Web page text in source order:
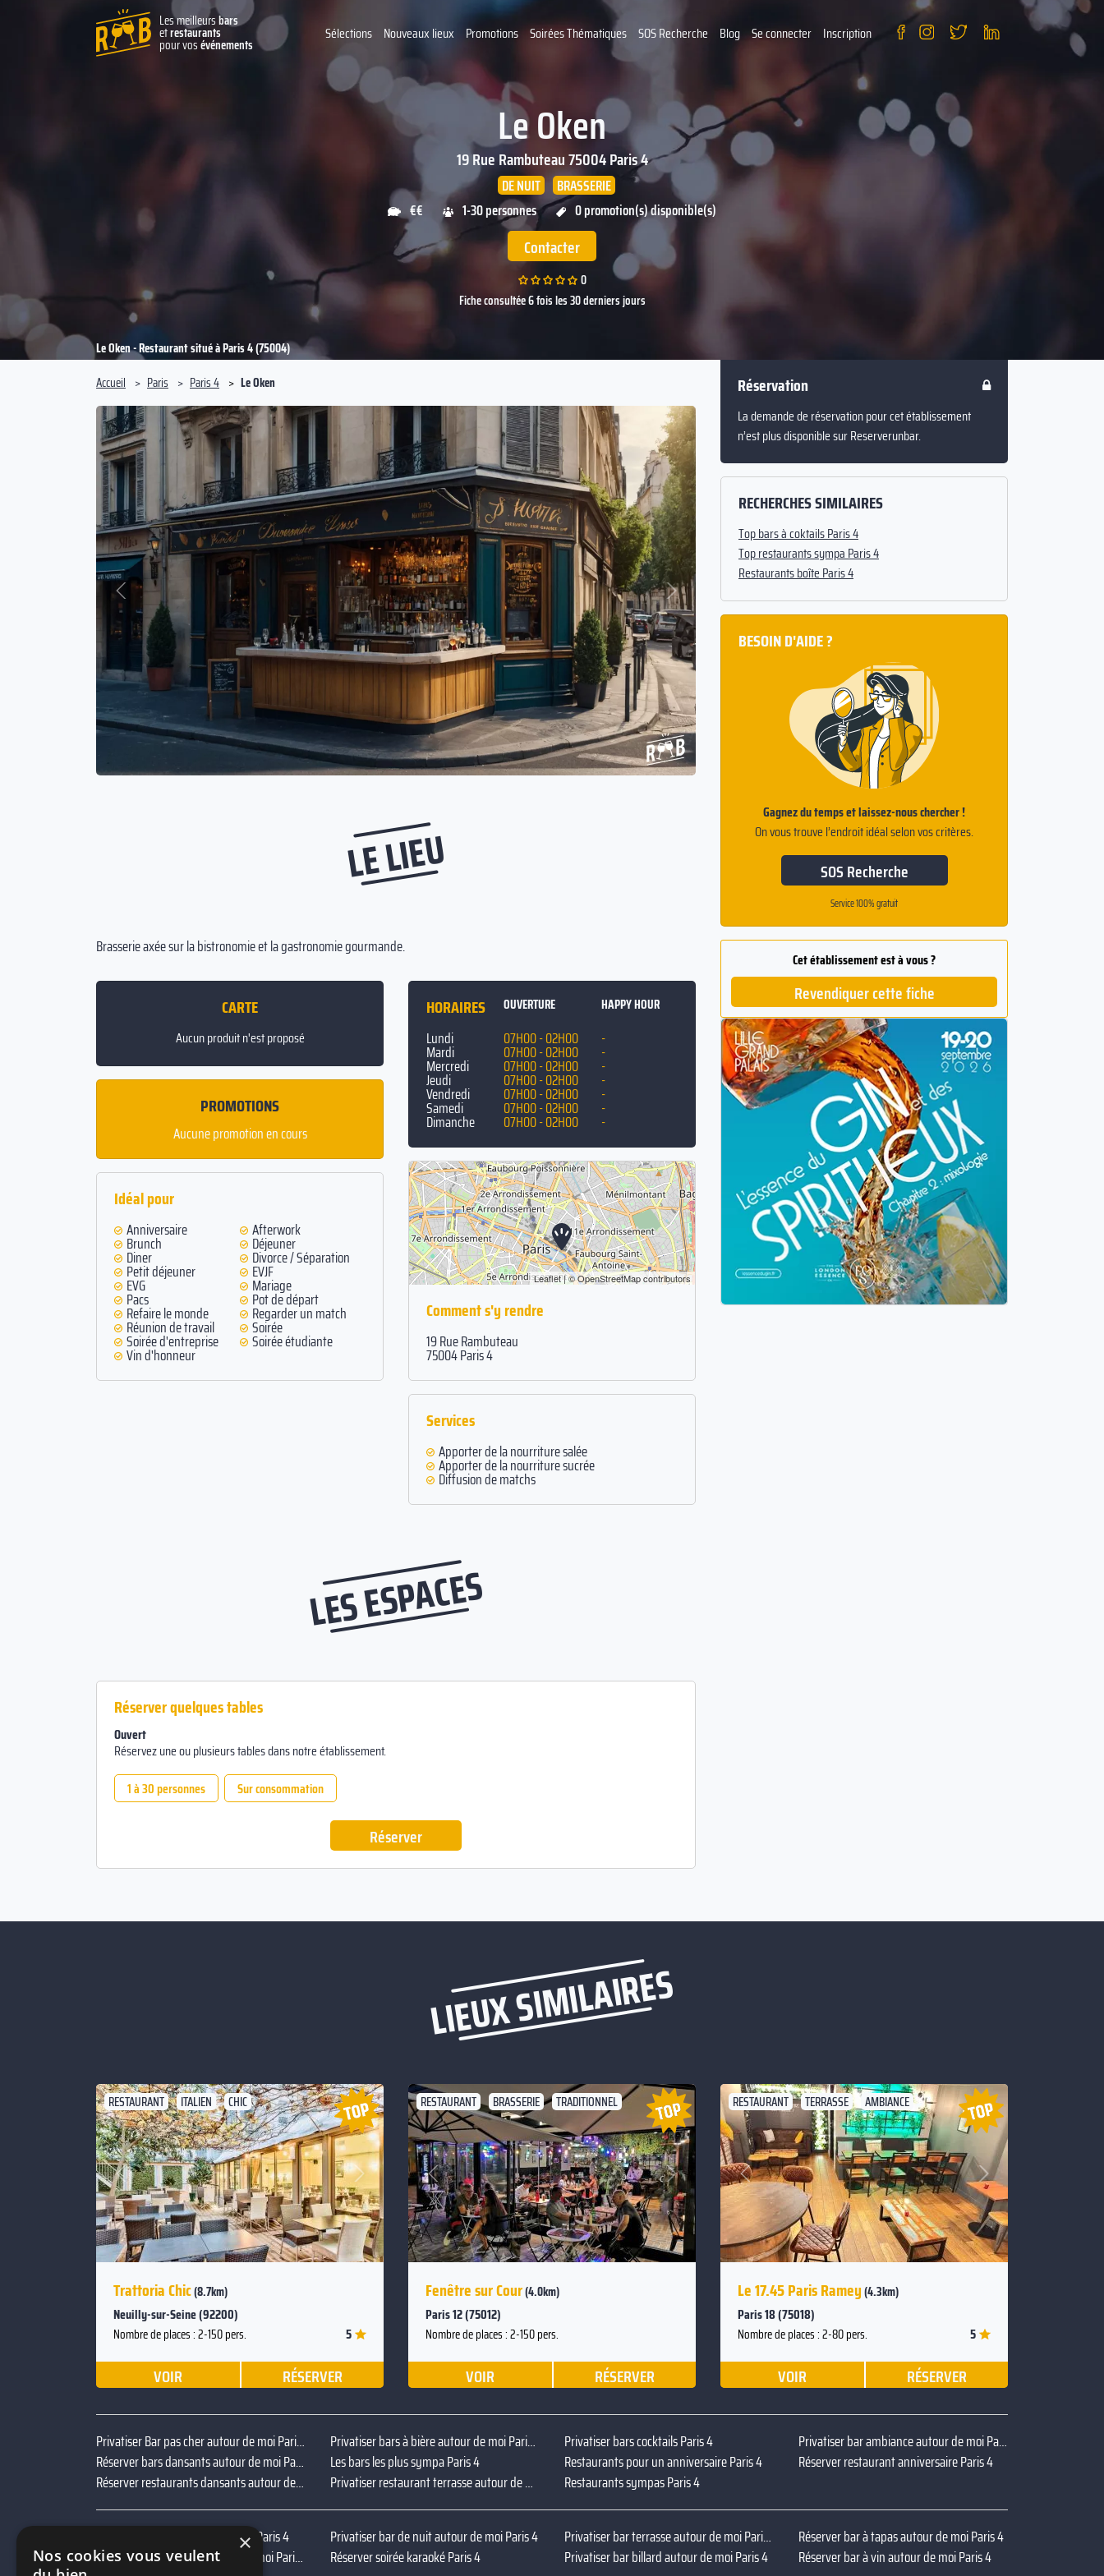
Les meilleursbars
etrestaurants
pour vosévénements
Sélections Nouveaux lieux Promotions Soirées Thématiques SOS Recherche Blog Se connecter Inscription
Le Oken
19 Rue Rambuteau75004Paris 4
DE NUIT
BRASSERIE
€€
1-30 personnes 0 promotion(s) disponible(s)
Contacter
0
Fiche consultée 6 fois les 30 derniers jours
Le Oken - Restaurant situé à Paris 4 (75004)
Accueil
Paris Paris 4 Le Oken
Précédent
Suivant
LE LIEU
Brasserie axée sur la bistronomie et la gastronomie gourmande.
CARTE
Aucun produit n'est proposé
PROMOTIONS
Aucune promotion en cours
Idéal pour
Anniversaire Afterwork
Brunch Déjeuner
Diner Divorce / Séparation
Petit déjeuner EVJF
EVG Mariage
Pacs Pot de départ
Refaire le monde Regarder un match
Réunion de travail Soirée
Soirée d'entreprise Soirée étudiante
Vin d'honneur
HORAIRES OUVERTURE HAPPY HOUR
Lundi 07H00 - 02H00 -
Mardi 07H00 - 02H00 -
Mercredi 07H00 - 02H00 -
Jeudi 07H00 - 02H00 -
Vendredi 07H00 - 02H00 -
Samedi 07H00 - 02H00 -
Dimanche 07H00 - 02H00 -
Leaflet| ©OpenStreetMapcontributors
Comment s'y rendre
19 Rue Rambuteau
75004 Paris 4
Services
Apporter de la nourriture salée
Apporter de la nourriture sucrée
Diffusion de matchs
LES ESPACES
Réserver quelques tables
Ouvert
Réservez une ou plusieurs tables dans notre établissement.
1 à 30 personnes
Sur consommation
Réserver
Réservation
La demande de réservation pour cet établissement
n’est plus disponible sur Reserverunbar.
RECHERCHES SIMILAIRES
Top bars à coktails Paris 4
Top restaurants sympa Paris 4
Restaurants boîte Paris 4
BESOIN D'AIDE ?
Gagnez du temps et laissez-nous chercher !
On vous trouve l’endroit idéal selon vos critères.
SOS Recherche
Service 100% gratuit
Cet établissement est à vous ?
Revendiquer cette fiche
LIEUX SIMILAIRES
RESTAURANT ITALIEN CHIC
Précédent
Suivant
Trattoria Chic(8.7km)
Neuilly-sur-Seine (92200)
Nombre de places : 2-150 pers. 5
VOIR RÉSERVER
RESTAURANT BRASSERIE TRADITIONNEL
Précédent
Suivant
Fenêtre sur Cour(4.0km)
Paris 12 (75012)
Nombre de places : 2-150 pers.
VOIR RÉSERVER
RESTAURANT TERRASSE AMBIANCE
Précédent
Suivant
Le 17.45 Paris Ramey(4.3km)
Paris 18 (75018)
Nombre de places : 2-80 pers. 5
VOIR RÉSERVER
Privatiser Bar pas cher autour de moi Paris 4 Privatiser bars à bière autour de moi Paris 4 Privatiser bars cocktails Paris 4
Privatiser bar ambiance autour de moi Paris 4
Réserver bars dansants autour de moi Paris 4
Les bars les plus sympa Paris 4 Restaurants pour un anniversaire Paris 4
Réserver restaurant anniversaire Paris 4
Réserver restaurants dansants autour de moi Paris 4
Privatiser restaurant terrasse autour de moi Paris 4 Restaurants sympas Paris 4
Privatiser bar foot autour de moi Paris 4 Privatiser bar de nuit autour de moi Paris 4 Privatiser bar terrasse autour de moi Paris 4
Réserver bar à tapas autour de moi Paris 4
Privatiser bar terrasse autour de moi Paris 4
Réserver soirée karaoké Paris 4 Privatiser bar billard autour de moi Paris 4 Réserver bar à vin autour de moi Paris 4
×
Nos cookies vous veulent